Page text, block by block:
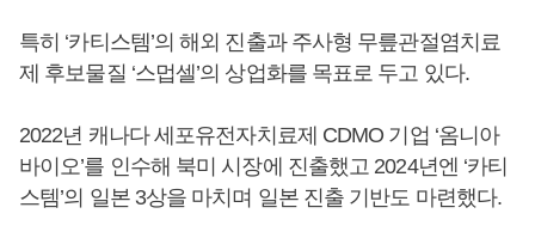
특히 ‘카티스템’의 해외 진출과 주사형 무릎관절염치료
제 후보물질 ‘스멉셀’의 상업화를 목표로 두고 있다.
2022년 캐나다 세포유전자치료제 CDMO 기업 ‘옴니아
바이오’를 인수해 북미 시장에 진출했고 2024년엔 ‘카티
스템’의 일본 3상을 마치며 일본 진출 기반도 마련했다.